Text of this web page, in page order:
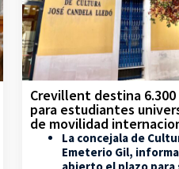
Crevillent destina 6.300
para estudiantes
de movilidad
La concejala de
Emeterio Gil,